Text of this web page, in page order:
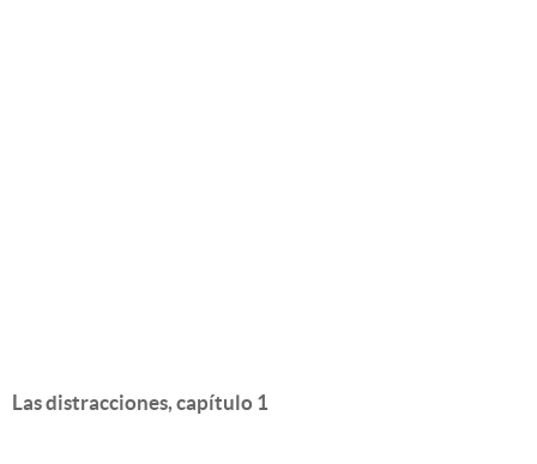
Las distracciones, capítulo 1